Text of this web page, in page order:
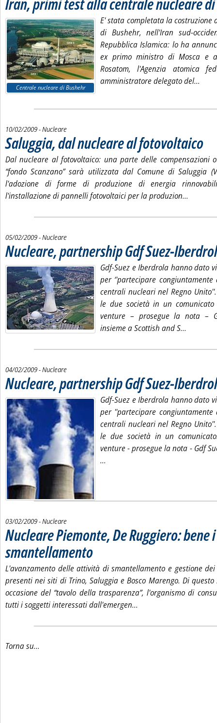
Centrale nucleare di Bushehr
E' stata completata la costruzione
di Bushehr, nell'Iran sud-
Repubblica Islamica: lo ha
ex primo ministro di Mosca e
Rosatom, l'Agenzia atomica
amministratore delegato del...
10/02/2009- Nucleare
Saluggia, dal nucleare al fotovoltaico
Dal nucleare al fotovoltaico: una parte delle compensazioni
“fondo Scanzano” sarà utilizzata dal Comune di Saluggia
l'adozione di forme di produzione di energia
l'installazione di pannelli fotovoltaici per la produzion...
05/02/2009- Nucleare
Nucleare, partnership Gdf Suez-
Gdf-Suez e Iberdrola hanno dato
per ‘'partecipare
centrali nucleari nel Regno
le due società in un
venture – prosegue la nota –
insieme a Scottish and S...
04/02/2009- Nucleare
Nucleare, partnership Gdf Suez-
Gdf-Suez e Iberdrola hanno dato
per ''partecipare
centrali nucleari nel Regno Unito''
le due società in un
venture -prosegue la nota - Gdf
...
03/02/2009- Nucleare
Nucleare Piemonte, De Ruggiero: bene
smantellamento . Pubblicata martedì 03 febbraio 2009 alle 15.1.
L'avanzamento delle attività di smantellamento e gestione
presenti nei siti di Trino, Saluggia e Bosco Marengo. Di
occasione del “tavolo della trasparenza”, l'organismo di
tutti i soggetti interessati dall'emergen...
Torna su...